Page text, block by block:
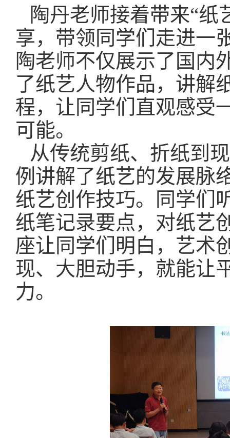
陶丹老师接着带来“纸
享，带领同学们走进一
陶老师不仅展示了国内
了纸艺人物作品，讲解
程，让同学们直观感受
可能。
从传统剪纸、折纸到
例讲解了纸艺的发展脉
纸艺创作技巧。同学们
纸笔记录要点，对纸艺
座让同学们明白，艺术
现、大胆动手，就能让
力。